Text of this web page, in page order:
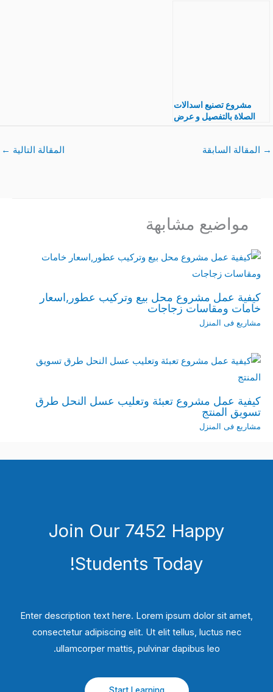
مشروع تصنيع اسدالات
الصلاة بالتفصيل و عرض
تكاليف المشروع
→ المقالة السابقة المقالة التالية ←
مواضيع مشابهة
كيفية عمل مشروع محل بيع وتركيب عطور,اسعار
خامات ومقاسات زجاجات
مشاريع فى المنزل
كيفية عمل مشروع تعبئة وتعليب عسل النحل طرق
تسويق المنتج
مشاريع فى المنزل
Join Our 7452 Happy
Students​ Today!
Enter description text here. Lorem ipsum dolor sit amet,
consectetur adipiscing elit. Ut elit tellus, luctus nec
ullamcorper mattis, pulvinar dapibus leo.​